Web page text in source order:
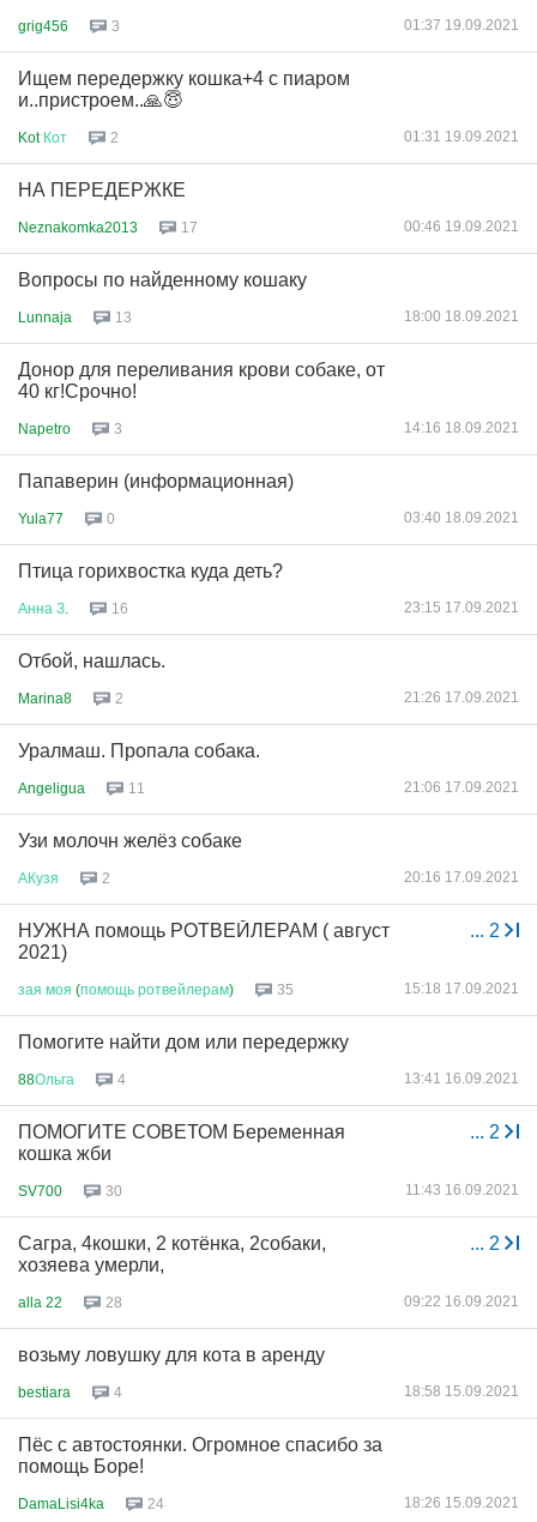
grig456 3 01:37 19.09.2021
Ищем передержку кошка+4 с пиаром
и..пристроем..🙏😇
Kot Кот 2 01:31 19.09.2021
НА ПЕРЕДЕРЖКЕ
Neznakomka2013 17 00:46 19.09.2021
Вопросы по найденному кошаку
Lunnaja 13 18:00 18.09.2021
Донор для переливания крови собаке, от
40 кг!Срочно!
Napetro 3 14:16 18.09.2021
Папаверин (информационная)
Yula77 0 03:40 18.09.2021
Птица горихвостка куда деть?
Анна З 16 23:15 17.09.2021
Отбой, нашлась.
Marina8 2 21:26 17.09.2021
Уралмаш. Пропала собака.
Angeligua 11 21:06 17.09.2021
Узи молочн желёз собаке
АКузя 2 20:16 17.09.2021
... 2
НУЖНА помощь РОТВЕЙЛЕРАМ ( август
2021)
зая моя (помощь ротвейлерам) 35 15:18 17.09.2021
Помогите найти дом или передержку
88Ольга 4 13:41 16.09.2021
... 2
ПОМОГИТЕ СОВЕТОМ Беременная
кошка жби
SV700 30 11:43 16.09.2021
... 2
Сагра, 4кошки, 2 котёнка, 2собаки,
хозяева умерли,
alla 22 28 09:22 16.09.2021
возьму ловушку для кота в аренду
bestiara 4 18:58 15.09.2021
Пёс с автостоянки. Огромное спасибо за
помощь Боре!
DamaLisi4ka 24 18:26 15.09.2021